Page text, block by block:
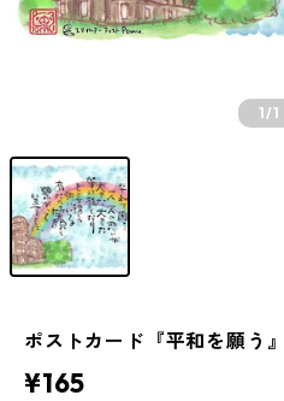
1/1
ポストカード『平和を願う』
¥165